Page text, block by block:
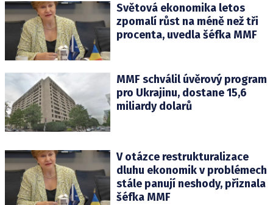
Světová ekonomika letos
zpomalí růst na méně než tři
procenta, uvedla šéfka MMF
MMF schválil úvěrový program
pro Ukrajinu, dostane 15,6
miliardy dolarů
V otázce restrukturalizace
dluhu ekonomik v problémech
stále panují neshody, přiznala
šéfka MMF